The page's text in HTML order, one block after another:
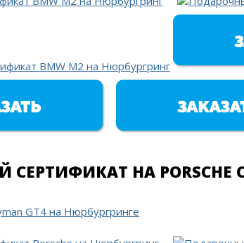
НА PORSCHE